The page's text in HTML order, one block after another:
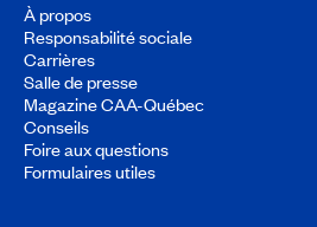
À propos
Responsabilité sociale
Carrières
Salle de presse
Magazine CAA-Québec
Conseils
Foire aux questions
Formulaires utiles